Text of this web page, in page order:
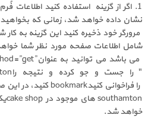
1. اگر از گزینه
استفاده کنید اطلاعات
نشان داده خواهد شد، زمانی که
مرورگر خود ذخیره کنید این گزینه به کار
شامل اطلاعات صفحه مورد نظر شما
می باشد می توانید به عنوان
" را جست و جو کرده و نتیجه را
کنید، درbookmarkرا فراخوانی کنید
cake shop های موجود درsouthamton
خواهد شد.